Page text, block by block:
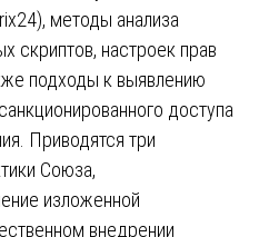
методы анализа
скриптов, настроек прав
подходы к выявлению
доступа
Приводятся три
Союза,
изложенной
внедрении